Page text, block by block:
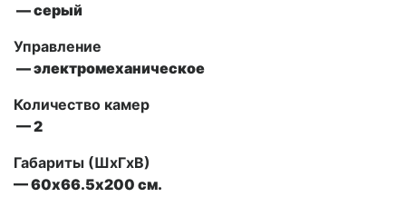
— серый
Управление
—электромеханическое
Количество камер
— 2
Габариты (ШxГxВ)
— 60х66.5х200 см.